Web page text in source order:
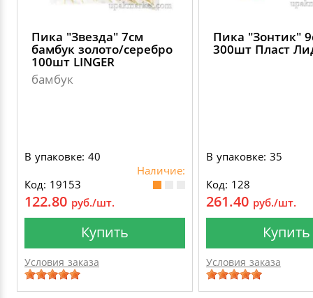
Пика "Звезда" 7см
бамбук золото/серебро
100шт LINGER
бамбук
В упаковке: 40
Наличие:
Код: 19153
122.80 руб./шт.
Купить
Условия заказа
Пика "Зонтик"
300шт Пласт
В упаковке: 35
Код: 128
261.40 руб./шт.
Купить
Условия заказа